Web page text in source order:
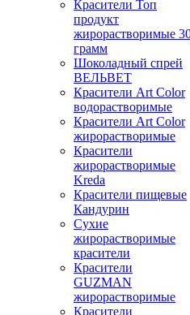
Красители Топ
продукт
жирорастворимые
грамм
Шоколадный спрей
ВЕЛЬВЕТ
Красители Art Color
водорастворимые
Красители Art Color
жирорастворимые
Красители
жирорастворимые
Kreda
Красители пищевые
Кандурин
Сухие
жирорастворимые
красители
Красители
GUZMAN
жирорастворимые
Красители